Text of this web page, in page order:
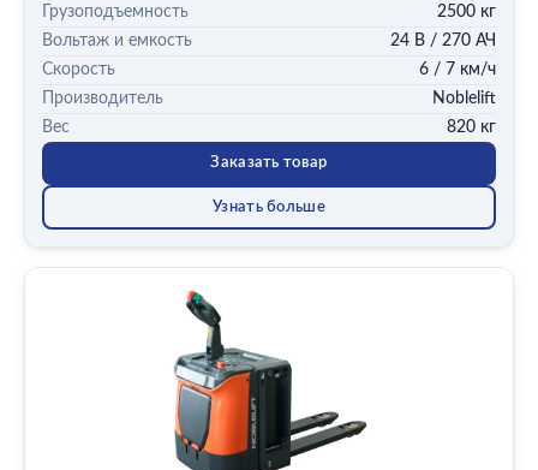
Грузоподъемность
2500 кг
Вольтаж и емкость
24 В / 270 АЧ
Скорость
6 / 7 км/ч
Производитель
Noblelift
Вес
820 кг
Заказать товар
Узнать больше